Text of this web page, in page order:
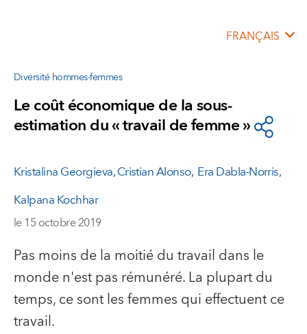
FRANÇAIS
Diversité hommes-femmes
Le coût économique de la sous-
estimation du « travail de femme »
Kristalina Georgieva,Cristian Alonso, Era Dabla-Norris,
Kalpana Kochhar
le 15 octobre 2019
Pas moins de la moitié du travail dans le
monde n'est pas rémunéré. La plupart du
temps, ce sont les femmes qui effectuent ce
travail.